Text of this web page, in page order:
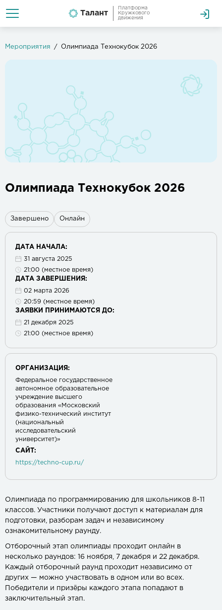
Талант
Платформа
Кружкового
движения
Мероприятия Олимпиада Технокубок 2026
Олимпиада Технокубок 2026
Завершено Онлайн
ДАТА НАЧАЛА:
31 августа 2025
21:00 (местное время)
ДАТА ЗАВЕРШЕНИЯ:
02 марта 2026
20:59 (местное время)
ЗАЯВКИ ПРИНИМАЮТСЯ ДО:
21 декабря 2025
21:00 (местное время)
ОРГАНИЗАЦИЯ:
Федеральное государственное
автономное образовательное
учреждение высшего
образования «Московский
физико-технический институт
(национальный
исследовательский
университет)»
САЙТ:
https://techno-cup.ru/
Олимпиада по программированию для школьников 8-11
классов. Участники получают доступ к материалам для
подготовки, разборам задач и независимому
ознакомительному раунду.
Отборочный этап олимпиады проходит онлайн в
несколько раундов: 16 ноября, 7 декабря и 22 декабря.
Каждый отборочный раунд проходит независимо от
других — можно участвовать в одном или во всех.
Победители и призёры каждого этапа попадают в
заключительный этап.